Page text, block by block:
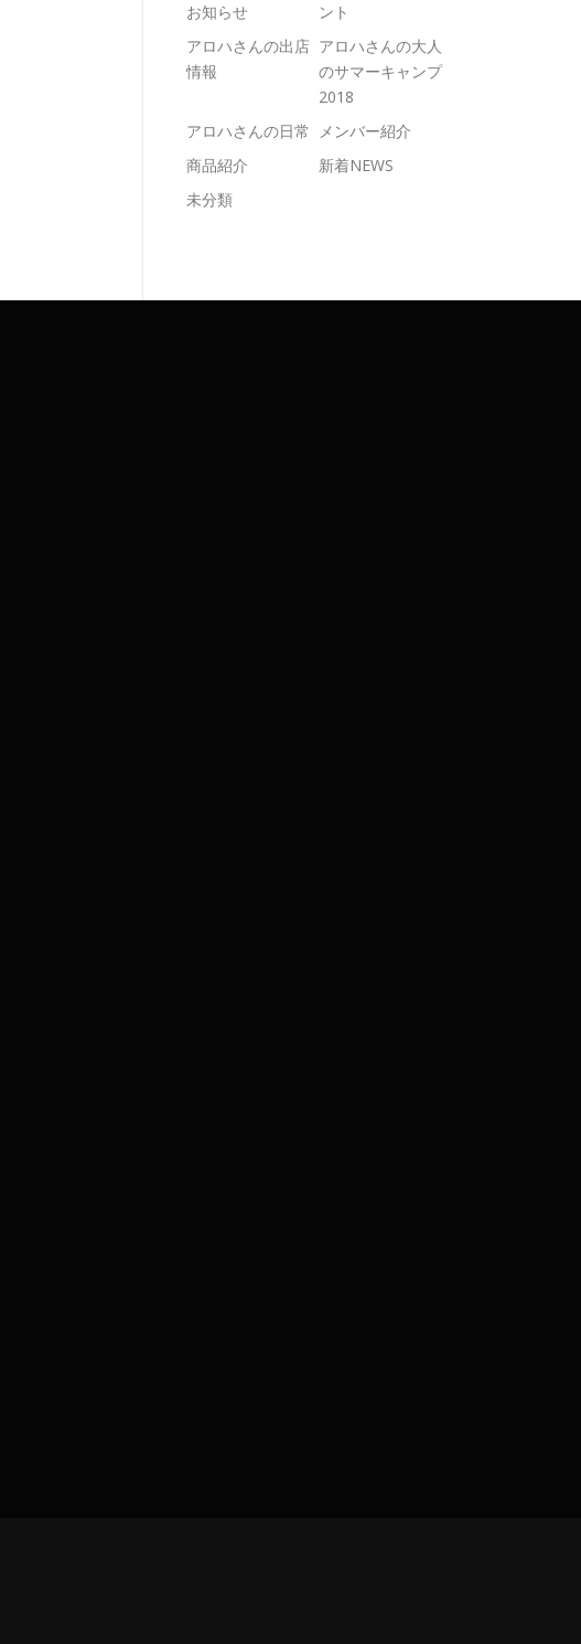
お知らせ
ント
アロハさんの出店
情報
アロハさんの大人
のサマーキャンプ
2018
アロハさんの日常
メンバー紹介
商品紹介
新着NEWS
未分類